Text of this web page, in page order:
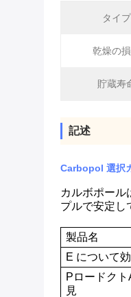
タイ
乾燥の
貯蔵寿
記述
Carbopol 選択
カルボポール
プルで安定し
製品名
E について
P ロードクト
見